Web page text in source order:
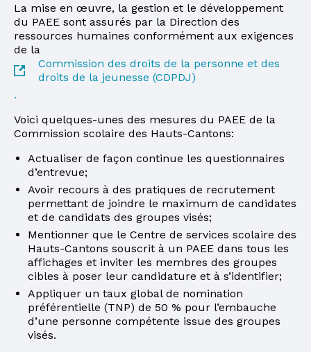
La mise en œuvre, la gestion et le développement
du PAEE sont assurés par la Direction des
ressources humaines conformément aux exigences
de la
Commission des droits de la personne et des
droits de la jeunesse (CDPDJ)
.
Voici quelques-unes des mesures du PAEE de la
Commission scolaire des Hauts-Cantons:
Actualiser de façon continue les questionnaires
d’entrevue;
Avoir recours à des pratiques de recrutement
permettant de joindre le maximum de candidates
et de candidats des groupes visés;
Mentionner que le Centre de services scolaire des
Hauts-Cantons souscrit à un PAEE dans tous les
affichages et inviter les membres des groupes
cibles à poser leur candidature et à s’identifier;
Appliquer un taux global de nomination
préférentielle (TNP) de 50 % pour l’embauche
d’une personne compétente issue des groupes
visés.